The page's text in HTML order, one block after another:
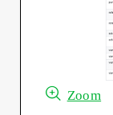
Zoom